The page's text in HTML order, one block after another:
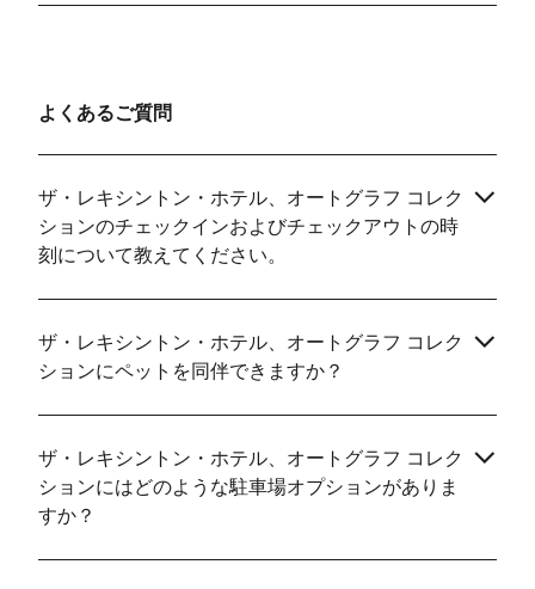
よくあるご質問
ザ・レキシントン・ホテル、オートグラフ コレク
ションのチェックインおよびチェックアウトの時
刻について教えてください。
ザ・レキシントン・ホテル、オートグラフ コレク
ションにペットを同伴できますか？
ザ・レキシントン・ホテル、オートグラフ コレク
ションにはどのような駐車場オプションがありま
すか？